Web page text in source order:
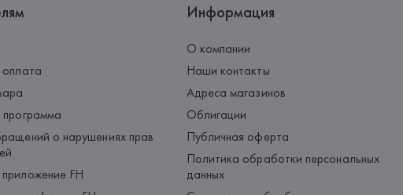
о нарушениях прав
FH
Информация
О компании
Наши контакты
Адреса магазинов
Облигации
Публичная оферта
Политика обработки персональных
данных